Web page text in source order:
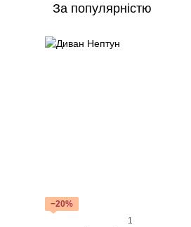
За популярністю
−20%
1